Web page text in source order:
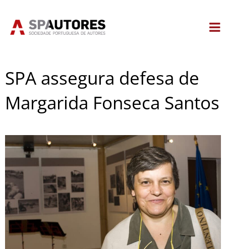
SPA assegura defesa de
Margarida Fonseca Santos